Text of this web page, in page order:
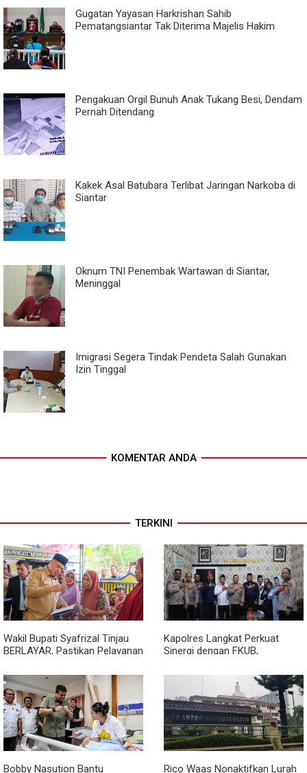
Gugatan Yayasan Harkrishan Sahib
Pematangsiantar Tak Diterima Majelis Hakim
Pengakuan Orgil Bunuh Anak Tukang Besi, Dendam
Pernah Ditendang
Kakek Asal Batubara Terlibat Jaringan Narkoba di
Siantar
Oknum TNI Penembak Wartawan di Siantar,
Meninggal
Imigrasi Segera Tindak Pendeta Salah Gunakan
Izin Tinggal
KOMENTAR ANDA
TERKINI
Wakil Bupati Syafrizal Tinjau
BERLAYAR, Pastikan Pelayanan
Kapolres Langkat Perkuat
Sinergi dengan FKUB,
Pilar Menjaga Kamtibmas
Bobby Nasution Bantu
Rico Waas Nonaktifkan Lurah